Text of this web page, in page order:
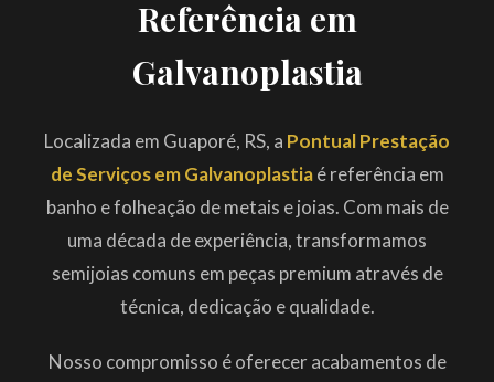
Referência em
Galvanoplastia
Localizada em Guaporé, RS, a Pontual Prestação
de Serviços em Galvanoplastiaé referência em
banho e folheação de metais e joias. Com mais de
uma década de experiência, transformamos
semijoias comuns em peças premium através de
técnica, dedicação e qualidade.
Nosso compromisso é oferecer acabamentos de